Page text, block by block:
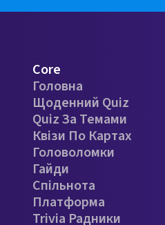
Core
Головна
Щоденний Quiz
Quiz За Темами
Квізи По Картах
Головоломки
Гайди
Спільнота
Платформа
Trivia Радники